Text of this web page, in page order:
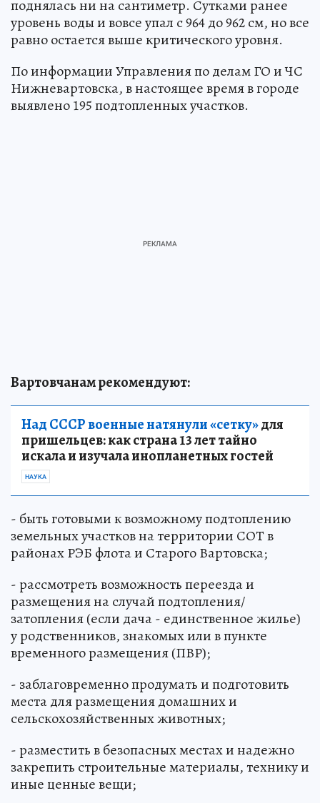
сантиметра. За минувшие сутки вода не
поднялась ни на сантиметр. Сутками ранее
уровень воды и вовсе упал с 964 до 962 см, но все
равно остается выше критического уровня.
По информации Управления по делам ГО и ЧС
Нижневартовска, в настоящее время в городе
Вартовчанам рекомендуют:
Над СССР военные натянули «сетку»для
пришельцев: как страна 13 лет тайно
искала и изучала инопланетных гостей
- быть готовыми к возможному подтоплению
земельных участков на территории СОТ в
районах РЭБ флота и Старого Вартовска;
- рассмотреть возможность переезда и
размещения на случай подтопления/
затопления (если дача - единственное жилье)
у родственников, знакомых или в пункте
временного размещения (ПВР);
- заблаговременно продумать и подготовить
места для размещения домашних и
сельскохозяйственных животных;
- разместить в безопасных местах и надежно
закрепить строительные материалы, технику и